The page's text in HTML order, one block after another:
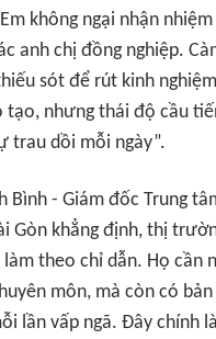
không ngại nhận
anh chị đồng nghiệp.
sót để rút kinh
tạo, nhưng thái độ cầu
trau dồi mỗi ngày”.
Bình - Giám đốc Trung
Gòn khẳng định, thị
làm theo chỉ dẫn. Họ
môn, mà còn có
lần vấp ngã. Đây chính